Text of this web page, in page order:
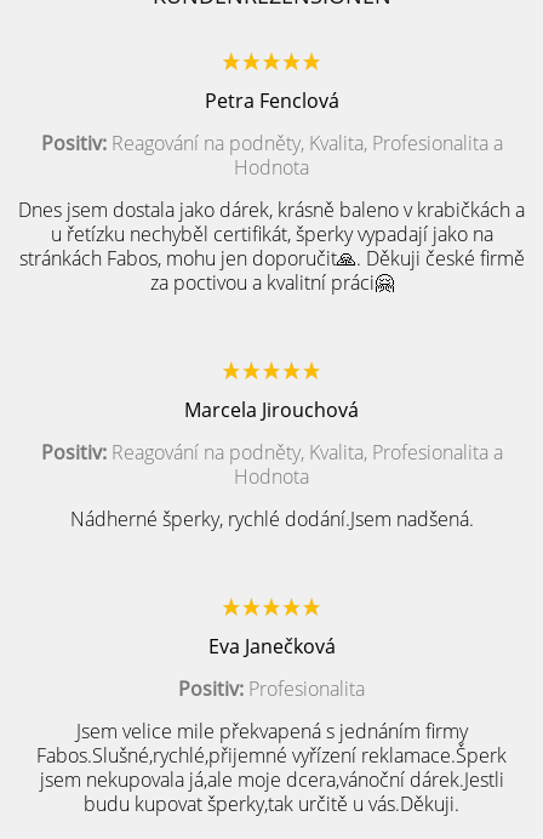
Petra Fenclová
Positiv:Reagování na podněty, Kvalita, Profesionalita a
Hodnota
Dnes jsem dostala jako dárek, krásně baleno v krabičkách a
u řetízku nechyběl certifikát, šperky vypadají jako na
stránkách Fabos, mohu jen doporučit🙏. Děkuji české firmě
za poctivou a kvalitní práci🤗
Marcela Jirouchová
Positiv:Reagování na podněty, Kvalita, Profesionalita a
Hodnota
Nádherné šperky, rychlé dodání.Jsem nadšená.
Eva Janečková
Positiv: Profesionalita
Jsem velice mile překvapená s jednáním firmy
Fabos.Slušné,rychlé,přijemné vyřízení reklamace.Šperk
jsem nekupovala já,ale moje dcera,vánoční dárek.Jestli
budu kupovat šperky,tak určitě u vás.Děkuji.